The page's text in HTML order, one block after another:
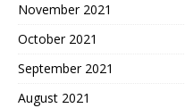
November 2021
October 2021
September 2021
August 2021